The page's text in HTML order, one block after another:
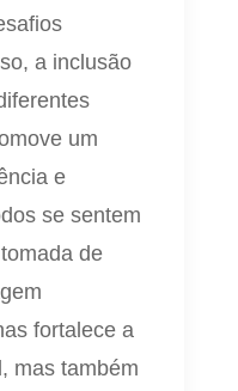
a inclusão
um
e
se sentem
de
fortalece a
mas também